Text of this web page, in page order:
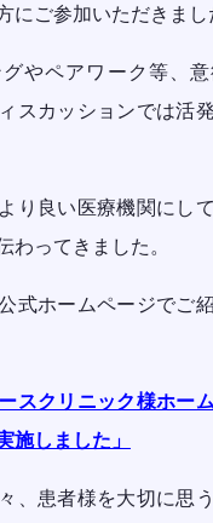
にご参加いただきまし
やペアワーク等、
スカッションでは活
り良い医療機関にし
わってきました。
式ホームページでご
スクリニック様ホー
施しました」
、患者様を大切に思